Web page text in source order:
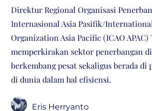
Direktur Regional Organisasi
Internasional Asia Pasifik/
Organization Asia Pacific (ICAO APAC)
memperkirakan sektor penerbangan
berkembang pesat sekaligus berada di
di dunia dalam hal efisiensi.
Eris Herryanto